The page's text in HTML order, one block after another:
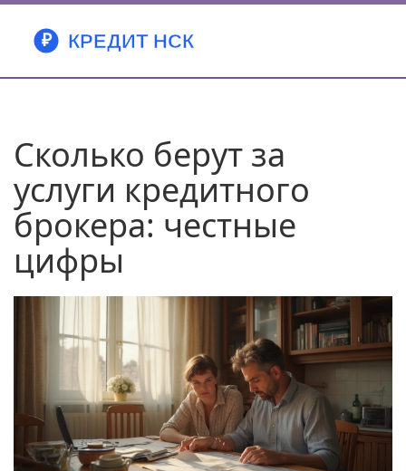
Сколько берут за
услуги кредитного
брокера: честные
цифры